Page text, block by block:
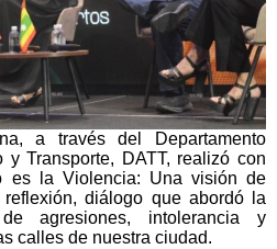
a través del Departamento
y Transporte, DATT, realizó con
es la Violencia: Una visión de
diálogo que abordó la
agresiones, intolerancia y
calles de nuestra ciudad.